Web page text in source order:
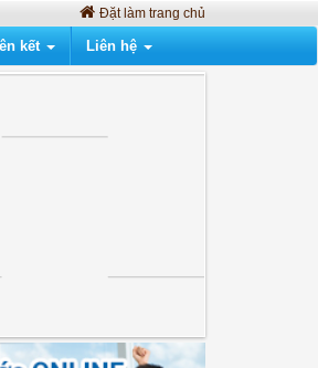
Đặt làm trang chủ
kết Liên hệ